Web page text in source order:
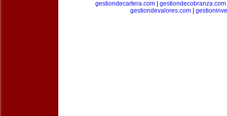
gestiondecartera.com| gestiondecobranza.com
gestiondevalores.com